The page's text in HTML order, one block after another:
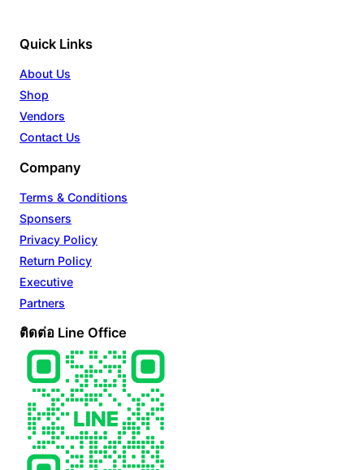
Quick Links
About Us
Shop
Vendors
Contact Us
Company
Terms & Conditions
Sponsers
Privacy Policy
Return Policy
Executive
Partners
ติดต่อ Line Office